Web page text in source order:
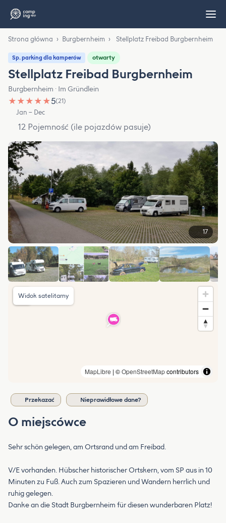
Strona główna › Burgbernheim › Stellplatz Freibad Burgbernheim
Sp. parking dla kamperów otwarty
Stellplatz Freibad Burgbernheim
Burgbernheim · Im Gründlein
★ ★ ★ ★ ★5(21)
Jan – Dec
12 Pojemność (ile pojazdów pasuje)
17
MapLibre | ©OpenStreetMapcontributors
Widok satelitarny
Przekazać Nieprawidłowe dane?
O miejscówce
Sehr schön gelegen, am Ortsrand und am Freibad.
V/E vorhanden. Hübscher historischer Ortskern, vom SP aus in 10
Minuten zu Fuß. Auch zum Spazieren und Wandern herrlich und
ruhig gelegen.
Danke an die Stadt Burgbernheim für diesen wunderbaren Platz!